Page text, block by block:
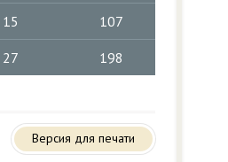
15 107
27 198
Версия для печати